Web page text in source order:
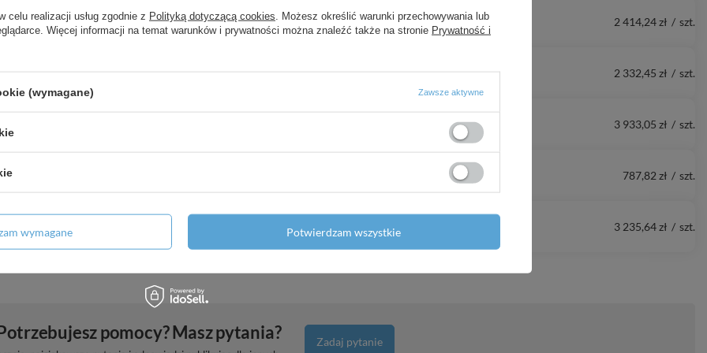
1jet, Czarny Matowy 2 414,24 zł / szt.
odpływowym z cięgłem,
2 332,45 zł / szt.
wylewką, Stal
3 933,05 zł / szt.
dla wody zimnej z
787,82 zł / szt.
montaż odsunięty od ściany,
3 235,64 zł / szt.
pomocy? Masz pytania? Zadaj pytanie
celu realizacji usług zgodnie z Polityką dotyczącą cookies . Możesz określić warunki przechowywania lub
Więcej informacji na temat warunków i prywatności można znaleźć także na stronie Prywatność i
(wymagane) Zawsze aktywne
wymagane Potwierdzam wszystkie